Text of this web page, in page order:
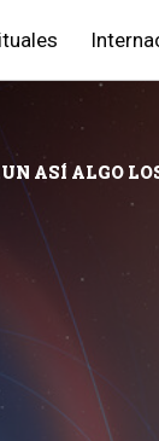
ASÍ ALGO